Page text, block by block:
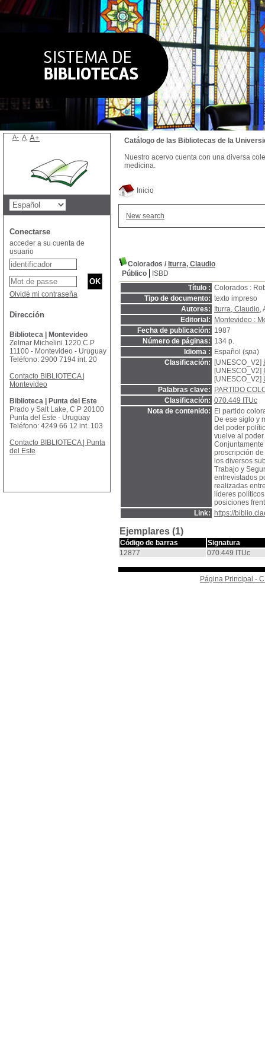
Inicio
New search
Colorados / Iturra, Claudio
Público
ISBD
Título : Colorados :
Tipo de documento: texto impreso
Autores:
Iturra, Claudio,
Editorial:
Montevideo :
Fecha de publicación: 1987
Número de páginas: 134 p.
Idioma :
Español (spa)
Clasificación:
[UNESCO_V2]
[UNESCO_V2]
[UNESCO_V2]
Palabras clave:
PARTIDO
Clasificación: 070.449 ITUc
Nota de contenido:
El partido
De ese siglo y
del poder
vuelve al
proscripción
los diversos
Trabajo y
entrevistados
realizadas
líderes
posiciones
Link:
https://
Ejemplares (1)
Código de barras
Signatura
12877
070.449 ITUc
Página Principal -
Catálogo de las Bibliotecas de la
Nuestro acervo cuenta con una diversa
medicina.
A- A A+
Conectarse
acceder a su cuenta de
usuario
Olvidé mi contraseña
Dirección
Biblioteca | Montevideo
Zelmar Michelini 1220 C.P
11100 - Montevideo - Uruguay
Teléfono: 2900 7194 int. 20
Contacto BIBLIOTECA |
Montevideo
Biblioteca | Punta del Este
Prado y Salt Lake, C.P 20100
Punta del Este - Uruguay
Teléfono: 4249 66 12 int. 103
Contacto BIBLIOTECA | Punta
del Este